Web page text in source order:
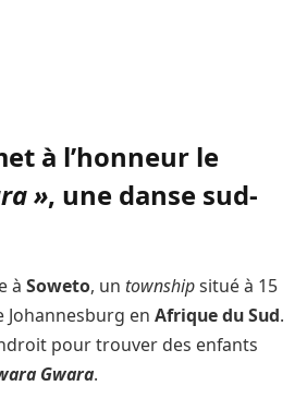
à l’honneur le
», une danse sud-
à Soweto, un townshipsitué à 15
Johannesburg en Afrique du Sud.
pour trouver des enfants
Gwara.